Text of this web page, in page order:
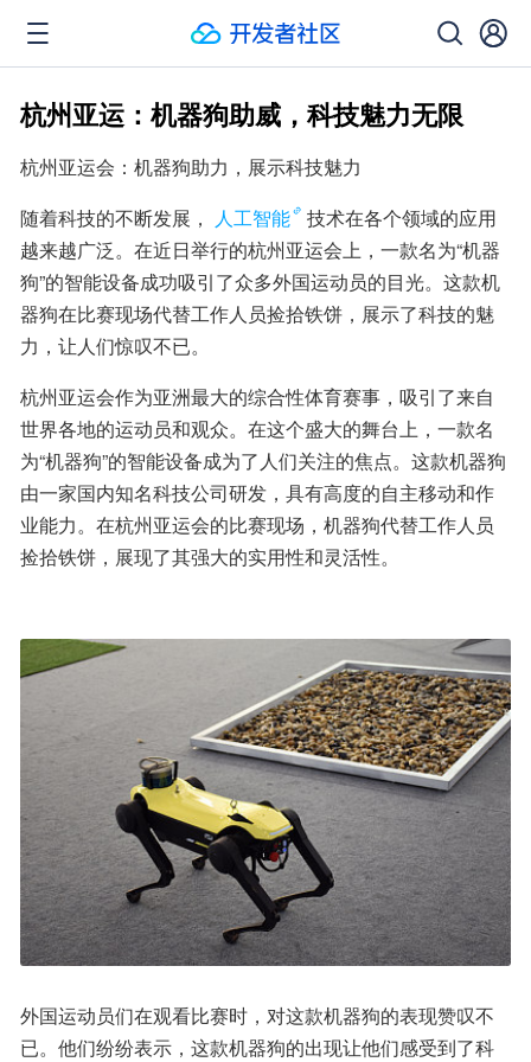
杭州亚运：机器狗助威，科技魅力无限
杭州亚运会：机器狗助力，展示科技魅力
随着科技的不断发展， 人工智能
技术在各个领域的应用
越来越广泛。在近日举行的杭州亚运会上，一款名为“机器
狗”的智能设备成功吸引了众多外国运动员的目光。这款机
器狗在比赛现场代替工作人员捡拾铁饼，展示了科技的魅
力，让人们惊叹不已。
杭州亚运会作为亚洲最大的综合性体育赛事，吸引了来自
世界各地的运动员和观众。在这个盛大的舞台上，一款名
为“机器狗”的智能设备成为了人们关注的焦点。这款机器狗
由一家国内知名科技公司研发，具有高度的自主移动和作
业能力。在杭州亚运会的比赛现场，机器狗代替工作人员
捡拾铁饼，展现了其强大的实用性和灵活性。
外国运动员们在观看比赛时，对这款机器狗的表现赞叹不
已。他们纷纷表示，这款机器狗的出现让他们感受到了科